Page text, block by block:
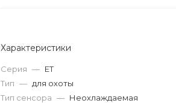
Характеристики
Серия — ET
Тип — для охоты
Тип сенсора — Неохлаждаемая